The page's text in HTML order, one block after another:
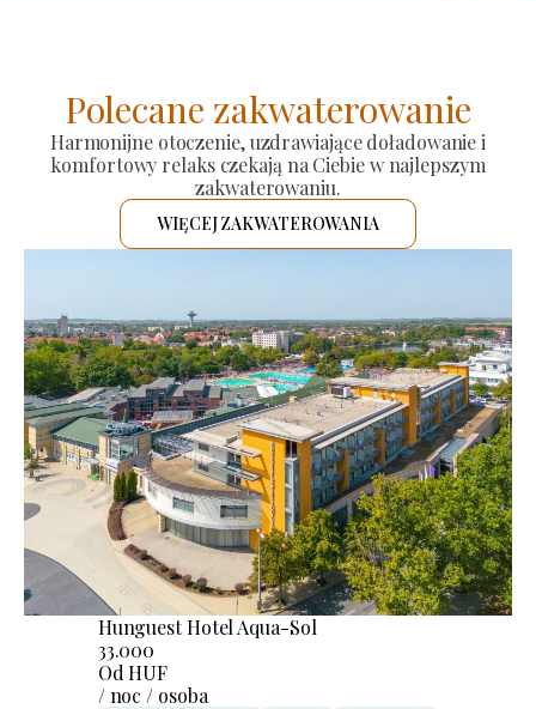
Polecane zakwaterowanie
Harmonijne otoczenie, uzdrawiające doładowanie i
komfortowy relaks czekają na Ciebie w najlepszym
zakwaterowaniu.
WIĘCEJ ZAKWATEROWANIA
Hunguest Hotel Aqua-Sol
33.000
Od HUF
/ noc / osoba